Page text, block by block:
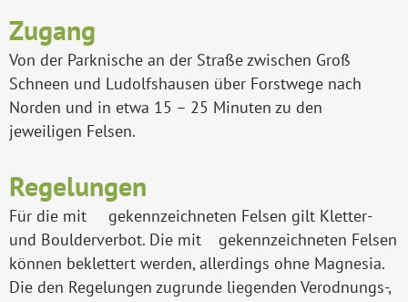
Zugang
Von der Parknische an der Straße zwischen Groß
Schneen und Ludolfshausen über Forstwege nach
Norden und in etwa 15 – 25 Minuten zu den
jeweiligen Felsen.
Regelungen
Für die mit
gekennzeichneten Felsen gilt Kletter-
und Boulderverbot. Die mit
gekennzeichneten Felsen
können beklettert werden, allerdings ohne Magnesia.
Die den Regelungen zugrunde liegenden Verodnungs-,